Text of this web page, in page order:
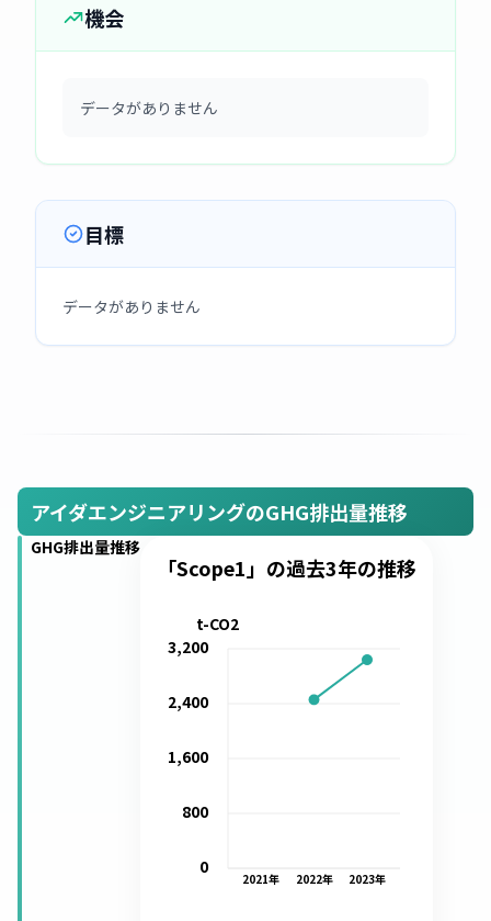
機会
データがありません
目標
データがありません
アイダエンジニアリングのGHG排出量推移
GHG排出量推移
「Scope1」の過去3年の推移
2021年 2022年 2023年
0
800
1,600
2,400
3,200
t-CO2